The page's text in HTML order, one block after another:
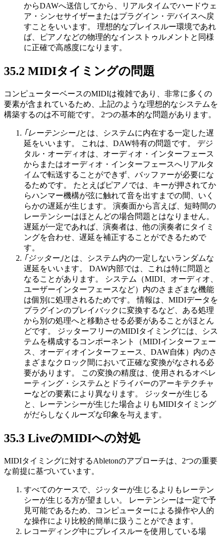
からDAWへ送信してから、リアルタイムでハードウェ
ア・シンセサイザーまたはプラグイン・デバイスへ戻
すことをいいます。 理想的なプレイスルー環境であれ
ば、ピアノなどの物理的なインストゥルメントと同様
に正確で高感度になります。
35.2 MIDIタイミングの問題
コンピューターベースのMIDIは複雑であり、非常に多くの
要素が含まれているため、上記のような理想的なシステムを
構築するのは不可能です。 2つの基本的な問題があります。
｢レーテンシー｣とは、システムに内在する一定した遅
延をいいます。 これは、DAW特有の問題です。 デジ
タル・オーディオは、オーディオ・インターフェース
からまたはオーディオ・インターフェースへリアルタ
イムで転送することができず、バッファーが必要にな
るためです。 たとえばピアノでは、キーが押されてか
らハンマー機構が弦に触れて音を出すまでの間、いく
らかの遅延が生じます。 演奏面から言えば、短時間の
レーテンシーはほとんどの場合問題とはなりません。
遅延が一定であれば、演奏者は、他の演奏者にタイミ
ングを合わせ、遅延を補正することができるためで
す。
｢ジッター｣とは、システム内の一定しないランダムな
遅延をいいます。 DAW内部では、これは特に問題と
なることがあります。 システム（MIDI、オーディオ、
ユーザーインターフェースなど）内のさまざまな機能
は個別に処理されるためです。 情報は、MIDIデータを
プラグインのプレイバックに変換するなど、ある処理
から別の処理へと移動させる必要があることがほとん
どです。 ジッターフリーのMIDIタイミングには、シス
テムを構成するコンポーネント（MIDIインターフェー
ス、オーディオインターフェース、DAW自体）内のさ
まざまなクロック間において正確な変換がなされる必
要があります。 この変換の精度は、使用されるオペレ
ーティング・システムとドライバーのアーキテクチャ
ーなどの要素により異なります。 ジッターが生じる
と、レーテンシーが生じた場合よりもMIDIタイミング
がだらしなくルーズな印象を与えます。
35.3 LiveのMIDIへの対処
MIDIタイミングに対するAbletonのアプローチは、2つの重要
な前提に基づいています。
すべてのケースで、ジッターが生じるよりもレーテン
シーが生じる方が望ましい。 レーテンシーは一定で予
見可能であるため、コンピューターによる操作や人的
な操作により比較的簡単に扱うことができます。
レコーディング中にプレイスルーを使用している場